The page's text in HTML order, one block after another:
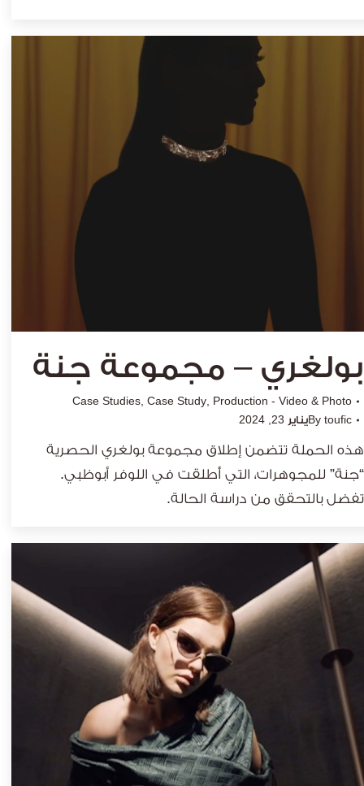
بولغري – مجموعة جنة
Case Studies, Case Study, Production - Video & Photo
By toufic يناير 23, 2024
هذه الحملة تتضمن إطلاق مجموعة بولغري الحصرية
“جنة” للمجوهرات، التي أُطلقت في اللوفر أبوظبي.
تفضل بالتحقق من دراسة الحالة.